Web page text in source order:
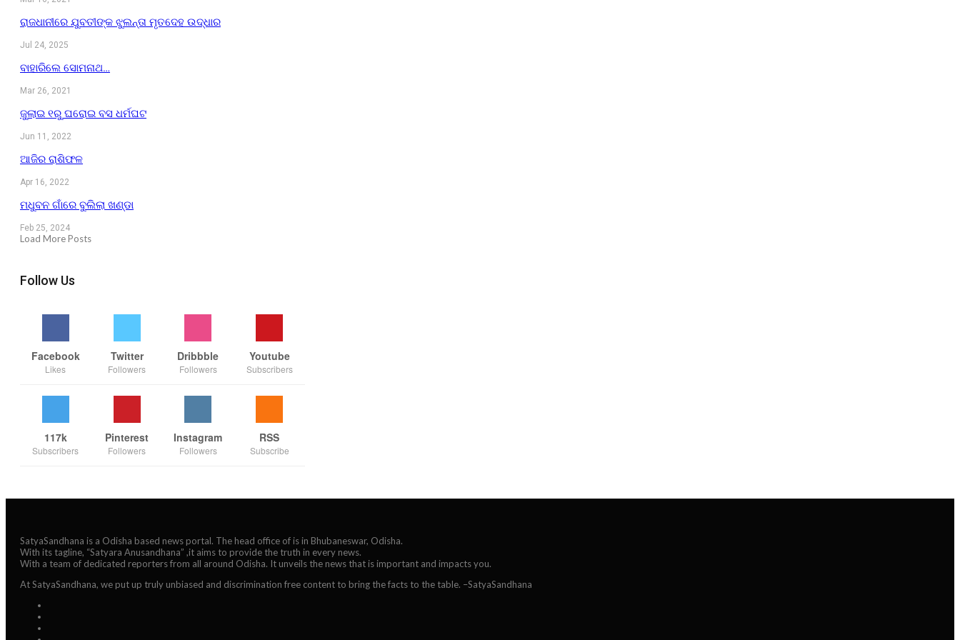
ରାଜଧାନୀରେ ଯୁବତୀଙ୍କ ଝୁଲନ୍ତା ମୃତଦେହ ଉଦ୍ଧାର
Jul 24, 2025
ବାହାରିଲେ ସୋମନାଥ…
Mar 26, 2021
ଜୁଲାଇ ୧ରୁ ଘରୋଇ ବସ ଧର୍ମଘଟ
Jun 11, 2022
ଆଜିର ରାଶିଫଳ
Apr 16, 2022
ମଧୁବନ ଗାଁରେ ବୁଲିଲା ଖଣ୍ଡା
Feb 25, 2024
Load More Posts
Follow Us
Facebook
Likes
Twitter
Followers
Dribbble
Followers
Youtube
Subscribers
117k
Subscribers
Pinterest
Followers
Instagram
Followers
RSS
Subscribe
SatyaSandhana is a Odisha based news portal. The head office of is in Bhubaneswar, Odisha.
With its tagline, “Satyara Anusandhana” ,it aims to provide the truth in every news.
With a team of dedicated reporters from all around Odisha. It unveils the news that is important and impacts you.
At SatyaSandhana, we put up truly unbiased and discrimination free content to bring the facts to the table. –SatyaSandhana